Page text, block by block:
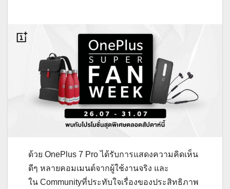
ด้วย OnePlus 7 Pro ได้รับการแสดงความคิดเห็น
ดีๆ หลายคอมเมนต์จากผู้ใช้งานจริง และ
ใน Communityที่ประทับใจเรื่องของประสิทธิภาพ